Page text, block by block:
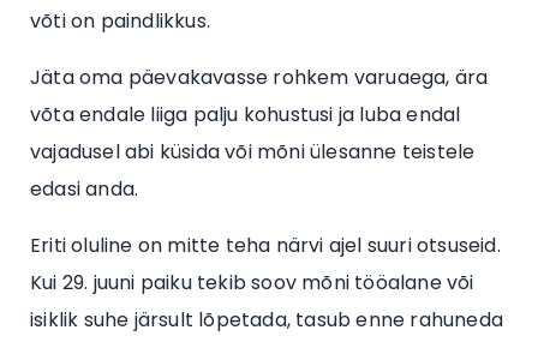
võti on paindlikkus.
Jäta oma päevakavasse rohkem varuaega, ära
võta endale liiga palju kohustusi ja luba endal
vajadusel abi küsida või mõni ülesanne teistele
edasi anda.
Eriti oluline on mitte teha närvi ajel suuri otsuseid.
Kui 29. juuni paiku tekib soov mõni tööalane või
isiklik suhe järsult lõpetada, tasub enne rahuneda